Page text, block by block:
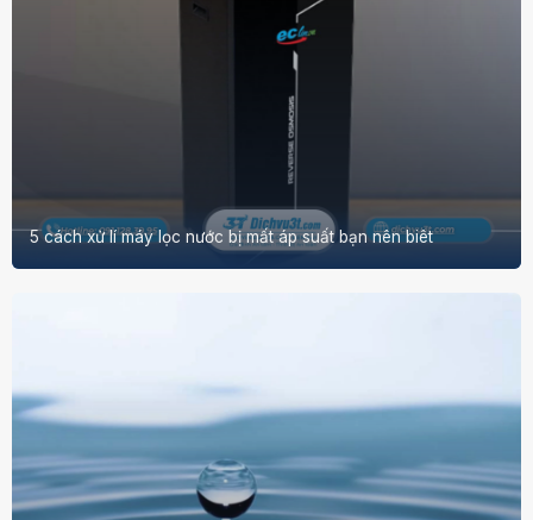
5 cách xử lí máy lọc nước bị mất áp suất bạn nên biêt